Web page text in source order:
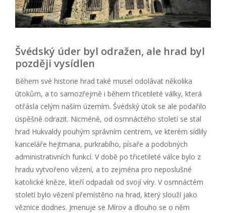
Švédský úder byl odražen, ale hrad byl
později vysídlen
Během své historie hrad také musel odolávat několika
útokům, a to samozřejmě i během třicetileté války, která
otřásla celým naším územím. Švédský útok se ale podařilo
úspěšně odrazit. Nicméně, od osmnáctého století se stal
hrad Hukvaldy pouhým správním centrem, ve kterém sídlily
kanceláře hejtmana, purkrabího, písaře a podobných
administrativních funkcí. V době po třicetileté válce bylo z
hradu vytvořeno vězení, a to zejména pro neposlušné
katolické kněze, kteří odpadali od svojí víry. V osmnáctém
století bylo vězení přemístěno na hrad, který slouží jako
věznice dodnes. Jmenuje se Mírov a dlouho se o něm